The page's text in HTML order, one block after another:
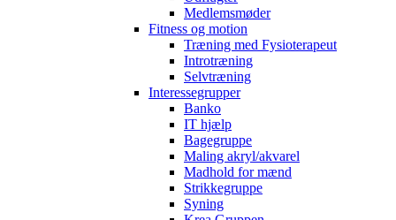
Medlemsmøder
Fitness og motion
Træning med Fysioterapeut
Introtræning
Selvtræning
Interessegrupper
Banko
IT hjælp
Bagegruppe
Maling akryl/akvarel
Madhold for mænd
Strikkegruppe
Syning